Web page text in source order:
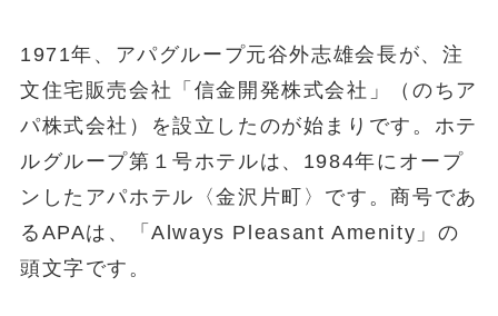
1971年、アパグループ元谷外志雄会長が、注
文住宅販売会社「信金開発株式会社」（のちア
パ株式会社）を設立したのが始まりです。ホテ
ルグループ第１号ホテルは、1984年にオープ
ンしたアパホテル〈金沢片町〉です。商号であ
るAPAは、「Always Pleasant Amenity」の
頭文字です。